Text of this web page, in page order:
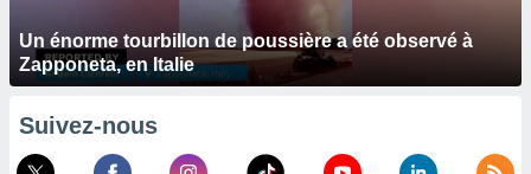
Un énorme tourbillon de poussière a été observé à
Zapponeta, en Italie
Suivez-nous